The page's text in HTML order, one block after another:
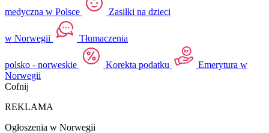
medyczna w Polsce Zasiłki na dzieci
w Norwegii Tłumaczenia
polsko - norweskie Korekta podatku
Emerytura w
Norwegii
Cofnij
REKLAMA
Ogłoszenia w Norwegii